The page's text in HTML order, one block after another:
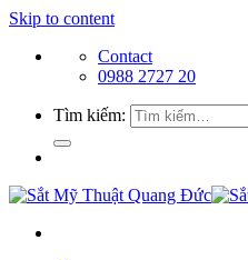
Skip to content
Contact
0988 2727 20
Tìm kiếm: